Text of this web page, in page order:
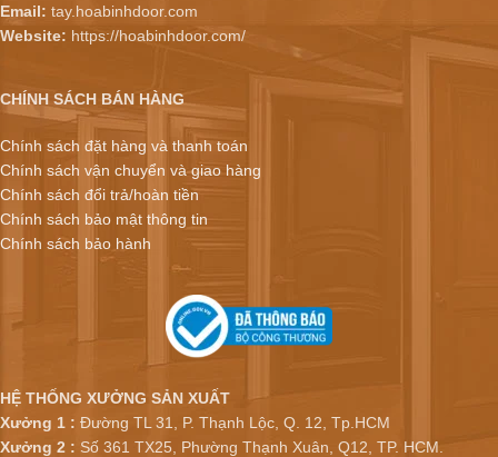
Email: tay.hoabinhdoor.com
Website: https://hoabinhdoor.com/
CHÍNH SÁCH BÁN HÀNG
Chính sách đặt hàng và thanh toán
Chính sách vận chuyển và giao hàng
Chính sách đổi trả/hoàn tiền
Chính sách bảo mật thông tin
Chính sách bảo hành
HỆ THỐNG XƯỞNG SẢN XUẤT
Xưởng 1 : Đường TL 31, P. Thạnh Lộc, Q. 12, Tp.HCM
Xưởng 2 : Số 361 TX25, Phường Thạnh Xuân, Q12, TP. HCM.